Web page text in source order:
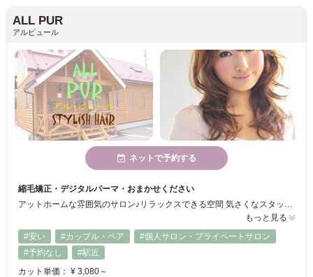
ALL PUR
アルピュール
ネットで予約する
縮毛矯正・デジタルパーマ・おまかせください
もっと見る
#安い
#カップル・ペア
#個人サロン・プライベートサロン
#予約なし
#駅近
カット単価： ¥ 3,080～